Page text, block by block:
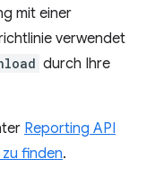
mit einer
verwendet
durch Ihre
Reporting API
finden.